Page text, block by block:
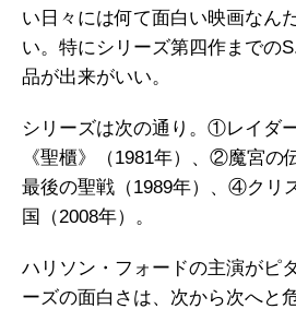
い日々には何て面白い映画なん
い。特にシリーズ第四作までの
品が出来がいい。
シリーズは次の通り。①レイダ
《聖櫃》（1981年）、②魔宮
最後の聖戦（1989年）、④クリ
国（2008年）。
ハリソン・フォードの主演がピ
ーズの面白さは、次から次へと